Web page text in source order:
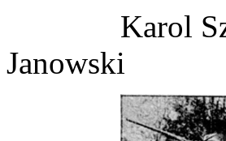
Karol
Janowski